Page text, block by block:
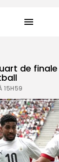
de
15H59